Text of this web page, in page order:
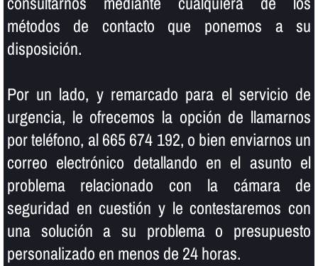
métodos de contacto que ponemos a su
disposición.
Por un lado, y remarcado para el servicio de
urgencia, le ofrecemos la opción de llamarnos
por teléfono, al 665 674 192, o bien enviarnos un
correo electrónico detallando en el asunto el
problema relacionado con la cámara de
seguridad en cuestión y le contestaremos con
una solución a su problema o presupuesto
personalizado en menos de 24 horas.